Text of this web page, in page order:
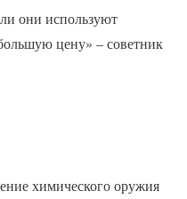
они используют
цену» – советник
химического оружия